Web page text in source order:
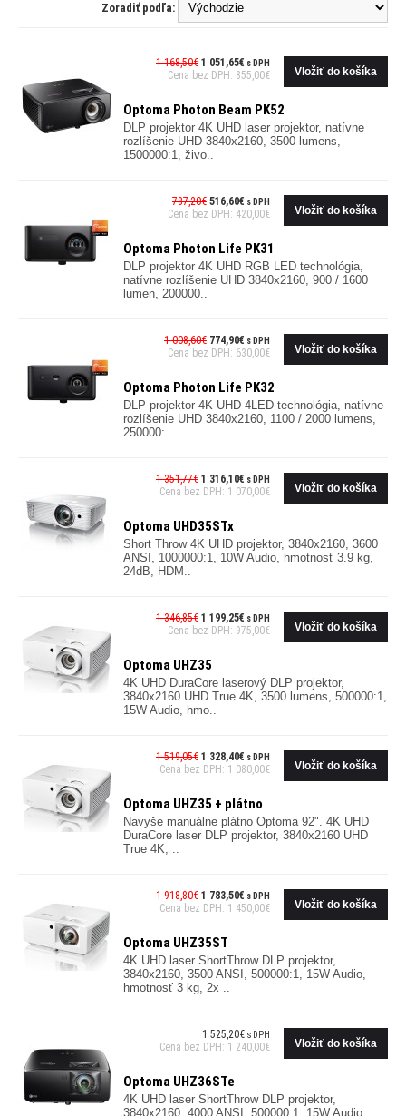
Zoradiť podľa:
1 168,50€ 1 051,65€ s DPH
Cena bez DPH: 855,00€
Optoma Photon Beam PK52
DLP projektor 4K UHD laser projektor, natívne
rozlíšenie UHD 3840x2160, 3500 lumens,
1500000:1, živo..
787,20€ 516,60€ s DPH
Cena bez DPH: 420,00€
Optoma Photon Life PK31
DLP projektor 4K UHD RGB LED technológia,
natívne rozlíšenie UHD 3840x2160, 900 / 1600
lumen, 200000..
1 008,60€ 774,90€ s DPH
Cena bez DPH: 630,00€
Optoma Photon Life PK32
DLP projektor 4K UHD 4LED technológia, natívne
rozlíšenie UHD 3840x2160, 1100 / 2000 lumens,
250000:..
1 351,77€ 1 316,10€ s DPH
Cena bez DPH: 1 070,00€
Optoma UHD35STx
Short Throw 4K UHD projektor, 3840x2160, 3600
ANSI, 1000000:1, 10W Audio, hmotnosť 3.9 kg,
24dB, HDM..
1 346,85€ 1 199,25€ s DPH
Cena bez DPH: 975,00€
Optoma UHZ35
4K UHD DuraCore laserový DLP projektor,
3840x2160 UHD True 4K, 3500 lumens, 500000:1,
15W Audio, hmo..
1 519,05€ 1 328,40€ s DPH
Cena bez DPH: 1 080,00€
Optoma UHZ35 + plátno
Navyše manuálne plátno Optoma 92". 4K UHD
DuraCore laser DLP projektor, 3840x2160 UHD
True 4K, ..
1 918,80€ 1 783,50€ s DPH
Cena bez DPH: 1 450,00€
Optoma UHZ35ST
4K UHD laser ShortThrow DLP projektor,
3840x2160, 3500 ANSI, 500000:1, 15W Audio,
hmotnosť 3 kg, 2x ..
1 525,20€ s DPH
Cena bez DPH: 1 240,00€
Optoma UHZ36STe
4K UHD laser ShortThrow DLP projektor,
3840x2160, 4000 ANSI, 500000:1, 15W Audio,